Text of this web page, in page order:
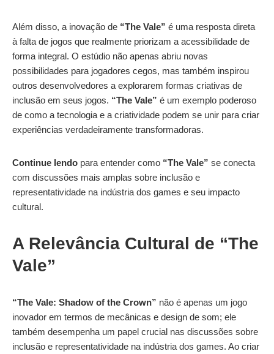
Além disso, a inovação de “The Vale” é uma resposta direta
à falta de jogos que realmente priorizam a acessibilidade de
forma integral. O estúdio não apenas abriu novas
possibilidades para jogadores cegos, mas também inspirou
outros desenvolvedores a explorarem formas criativas de
inclusão em seus jogos. “The Vale” é um exemplo poderoso
de como a tecnologia e a criatividade podem se unir para criar
experiências verdadeiramente transformadoras.
Continue lendo para entender como “The Vale” se conecta
com discussões mais amplas sobre inclusão e
representatividade na indústria dos games e seu impacto
cultural.
A Relevância Cultural de “The
Vale”
“The Vale: Shadow of the Crown” não é apenas um jogo
inovador em termos de mecânicas e design de som; ele
também desempenha um papel crucial nas discussões sobre
inclusão e representatividade na indústria dos games. Ao criar